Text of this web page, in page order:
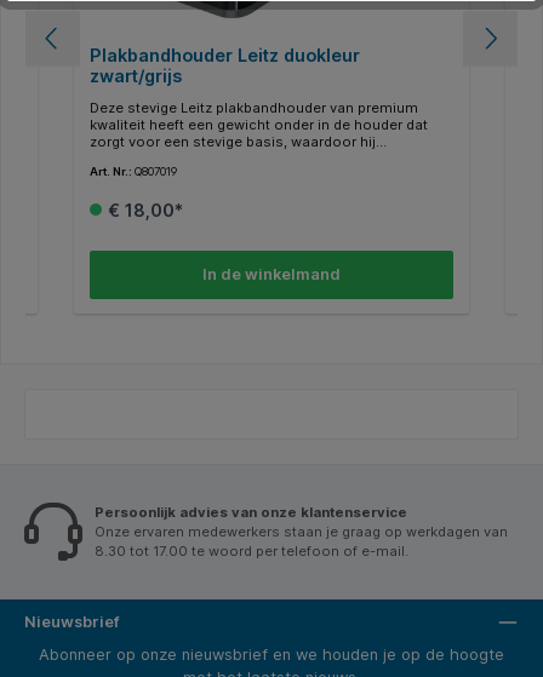
Plakbandhouder Leitz duokleur
zwart/grijs
Deze stevige Leitz plakbandhouder van premium
kwaliteit heeft een gewicht onder in de houder dat
zorgt voor een stevige basis, waardoor hij
bureau range in de duokleuren zwart en grijs geven je
exclusief met een stijlvolle vorm. Deze unieke range
stevige basis waardoor hij gemakkelijk met één hand
te bedienen is. * Met superscherpe mesjes zodat het
Art. Nr.: Q807019
€ 18,00*
In de winkelmand
Persoonlijk advies van onze klantenservice
Onze ervaren medewerkers staan je graag op werkdagen van
8.30 tot 17.00 te woord per telefoon of e-mail.
Nieuwsbrief
Abonneer op onze nieuwsbrief en we houden je op de hoogte